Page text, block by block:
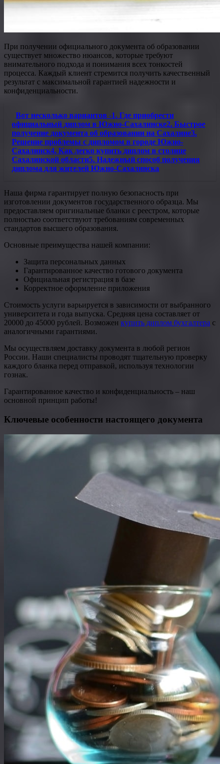
При получении официального документа об образовании
существует множество нюансов, которые требуют
внимательного подхода и понимания всех тонкостей
процесса. Каждый клиент стремится получить качественный
результат с максимальной гарантией надежности и
конфиденциальности.
Вот несколько вариантов -1. Где приобрести
официальный диплом в Южно-Сахалинске2. Быстрое
получение документа об образовании на Сахалине3.
Решение проблемы с дипломом в городе Южно-
Сахалинск4. Как легко купить диплом в столице
Сахалинской области5. Надежный способ получения
диплома для жителей Южно-Сахалинска
Наша фирма гарантирует полную безопасность при
изготовлении документов государственного образца. Мы
предоставляем оригинальные бланки с реестром, которые
полностью соответствуют требованиям современных
стандартов высшего образования.
Основные преимущества нашей компании:
Защита персональных данных
Гарантированное качество готового документа
Официальная регистрация в базе
Корректное оформление приложения
Стоимость услуги варьируется в зависимости от выбранного
университета и года выпуска. Средняя цена составляет от
20000 до 45000 рублей. Возможен купить диплом бухгалтера с
аналогичными гарантиями.
Мы осуществляем доставку документа в любой регион
России. Наши специалисты проводят тщательную проверку
каждого бланка перед отправкой, используя технологии
гознак.
Гарантированное качество и конфиденциальность – наш
основной принцип работы!
Ключевые особенности настоящего документа